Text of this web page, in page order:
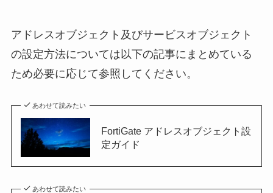
アドレスオブジェクト及びサービスオブジェクト
の設定方法については以下の記事にまとめている
ため必要に応じて参照してください。
あわせて読みたい
FortiGate アドレスオブジェクト設
定ガイド
あわせて読みたい